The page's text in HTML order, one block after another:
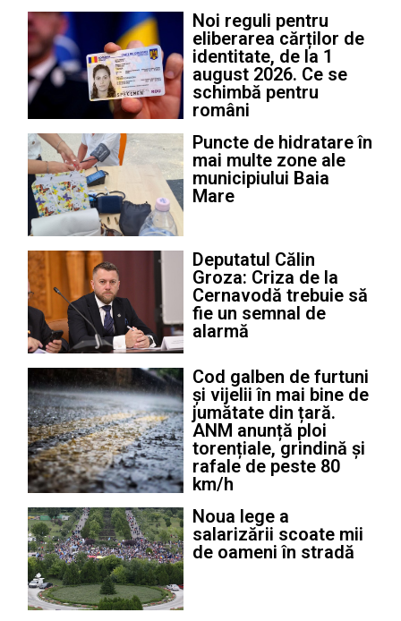
Noi reguli pentru
eliberarea cărților de
identitate, de la 1
august 2026. Ce se
schimbă pentru
români
Puncte de hidratare în
mai multe zone ale
municipiului Baia
Mare
Deputatul Călin
Groza: Criza de la
Cernavodă trebuie să
fie un semnal de
alarmă
Cod galben de furtuni
și vijelii în mai bine de
jumătate din țară.
ANM anunță ploi
torențiale, grindină și
rafale de peste 80
km/h
Noua lege a
salarizării scoate mii
de oameni în stradă